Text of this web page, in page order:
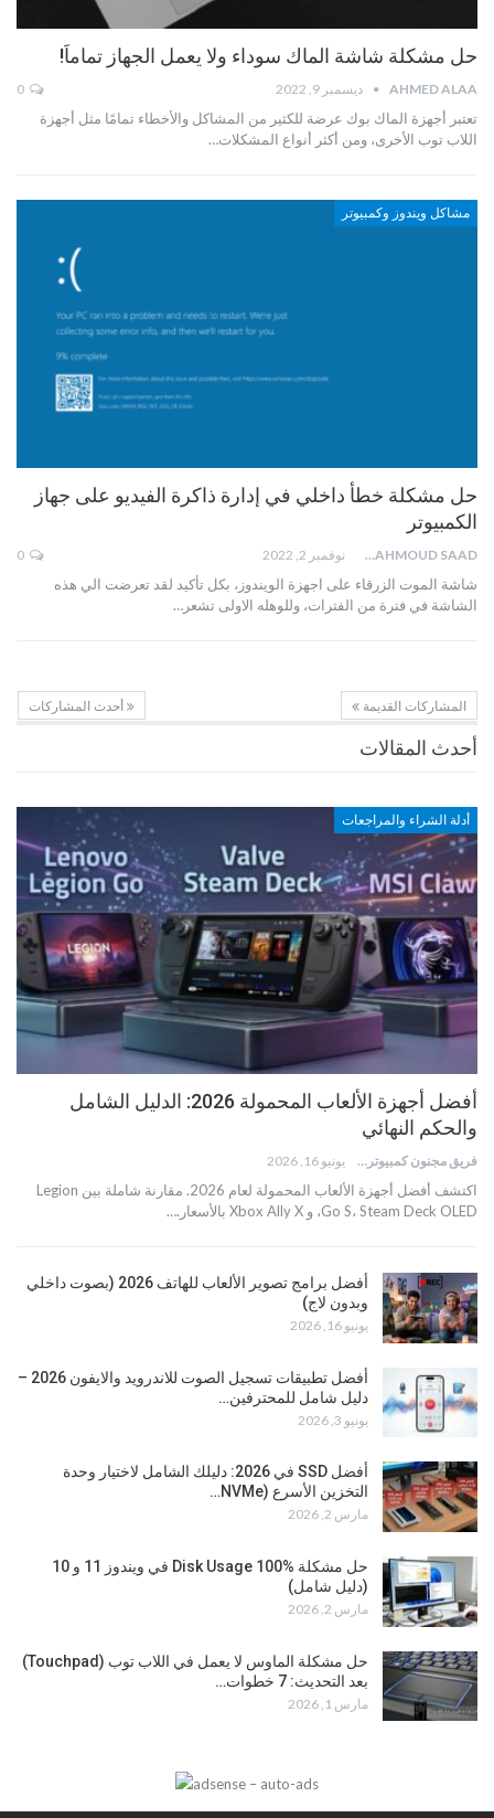
حل مشكلة شاشة الماك سوداء ولا يعمل الجهاز تماماَ!
AHMED ALAA ديسمبر 9, 2022
تعتبر أجهزة الماك بوك عرضة للكثير من المشاكل والأخطاء تمامًا مثل أجهزة
اللاب توب الأخرى، ومن أكثر أنواع المشكلات…
مشاكل ويندوز وكمبيوتر
حل مشكلة خطأ داخلي في إدارة ذاكرة الفيديو على جهاز
الكمبيوتر
MAHMOUD SAAD نوفمبر 2, 2022
شاشة الموت الزرقاء على اجهزة الويندوز، بكل تأكيد لقد تعرضت الي هذه
الشاشة في فترة من الفترات، وللوهله الاولى تشعر…
المشاركات القديمة أحدث المشاركات
أحدث المقالات
أدلة الشراء والمراجعات
أفضل أجهزة الألعاب المحمولة 2026: الدليل الشامل
والحكم النهائي
فريق مجنون كمبيوتر يونيو 16, 2026
اكتشف أفضل أجهزة الألعاب المحمولة لعام 2026. مقارنة شاملة بين Legion
Go S، Steam Deck OLED، و Xbox Ally X بالأسعار.…
أفضل برامج تصوير الألعاب للهاتف 2026 (بصوت داخلي
وبدون لاج)
يونيو 16, 2026
أفضل تطبيقات تسجيل الصوت للاندرويد والايفون 2026 –
دليل شامل للمحترفين…
يونيو 3, 2026
أفضل SSD في 2026: دليلك الشامل لاختيار وحدة
التخزين الأسرع (NVMe…
مارس 2, 2026
حل مشكلة Disk Usage 100% في ويندوز 11 و 10
(دليل شامل)
مارس 2, 2026
حل مشكلة الماوس لا يعمل في اللاب توب (Touchpad)
بعد التحديث: 7 خطوات…
مارس 1, 2026